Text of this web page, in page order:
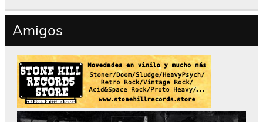
Amigos